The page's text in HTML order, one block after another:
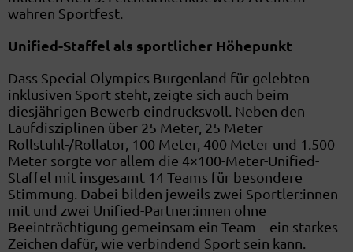
wahren Sportfest.
Unified-Staffel als sportlicher Höhepunkt
Dass Special Olympics Burgenland für gelebten
inklusiven Sport steht, zeigte sich auch beim
diesjährigen Bewerb eindrucksvoll. Neben den
Laufdisziplinen über 25 Meter, 25 Meter
Rollstuhl-/Rollator, 100 Meter, 400 Meter und 1.500
Meter sorgte vor allem die 4×100-Meter-Unified-
Staffel mit insgesamt 14 Teams für besondere
Stimmung. Dabei bilden jeweils zwei Sportler:innen
mit und zwei Unified-Partner:innen ohne
Beeinträchtigung gemeinsam ein Team – ein starkes
Zeichen dafür, wie verbindend Sport sein kann.